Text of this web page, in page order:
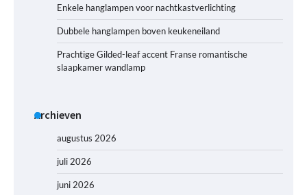
Enkele hanglampen voor nachtkastverlichting
Dubbele hanglampen boven keukeneiland
Prachtige Gilded-leaf accent Franse romantische
slaapkamer wandlamp
Archieven
augustus 2026
juli 2026
juni 2026